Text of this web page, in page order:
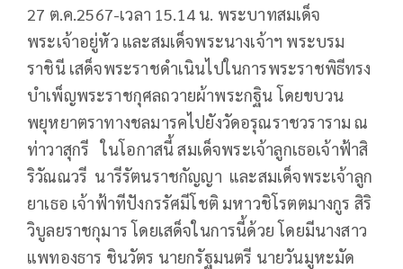
27 ต.ค.2567-เวลา 15.14 น. พระบาทสมเด็จ
พระเจ้าอยู่หัว และสมเด็จพระนางเจ้าฯ พระบรม
ราชินี เสด็จพระราชดำเนินไปในการพระราชพิธีทรง
บำเพ็ญพระราชกุศลถวายผ้าพระกฐิน โดยขบวน
พยุหยาตราทางชลมารคไปยังวัดอรุณราชวราราม ณ
ท่าวาสุกรี ในโอกาสนี้ สมเด็จพระเจ้าลูกเธอเจ้าฟ้าสิ
ริวัณณวรี นารีรัตนราชกัญญา และสมเด็จพระเจ้าลูก
ยาเธอ เจ้าฟ้าทีปังกรรัศมีโชติ มหาวชิโรตตมางกูร สิริ
วิบูลยราชกุมาร โดยเสด็จในการนี้ด้วย โดยมีนางสาว
แพทองธาร ชินวัตร นายกรัฐมนตรี นายวันมูหะมัด